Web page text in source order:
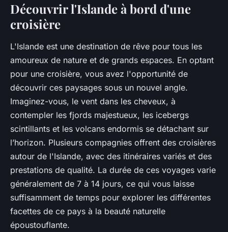
Découvrir l'Islande à bord d'une
croisière
L'Islande est une destination de rêve pour tous les
amoureux de nature et de grands espaces. En optant
pour une croisière, vous avez l'opportunité de
découvrir ces paysages sous un nouvel angle.
Imaginez-vous, le vent dans les cheveux, à
contempler les fjords majestueux, les icebergs
scintillants et les volcans endormis se détachant sur
l’horizon. Plusieurs compagnies offrent des croisières
autour de l'Islande, avec des itinéraires variés et des
prestations de qualité. La durée de ces voyages varie
généralement de 7 à 14 jours, ce qui vous laisse
suffisamment de temps pour explorer les différentes
facettes de ce pays à la beauté naturelle
époustouflante.